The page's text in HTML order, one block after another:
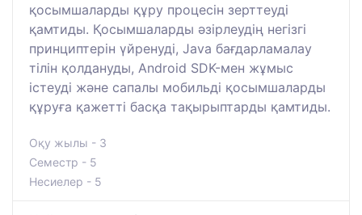
қосымшаларды құру процесін зерттеуді
қамтиды. Қосымшаларды әзірлеудің негізгі
принциптерін үйренуді, Java бағдарламалау
тілін қолдануды, Android SDK-мен жұмыс
істеуді және сапалы мобильді қосымшаларды
құруға қажетті басқа тақырыптарды қамтиды.
Оқу жылы - 3
Семестр - 5
Несиелер - 5